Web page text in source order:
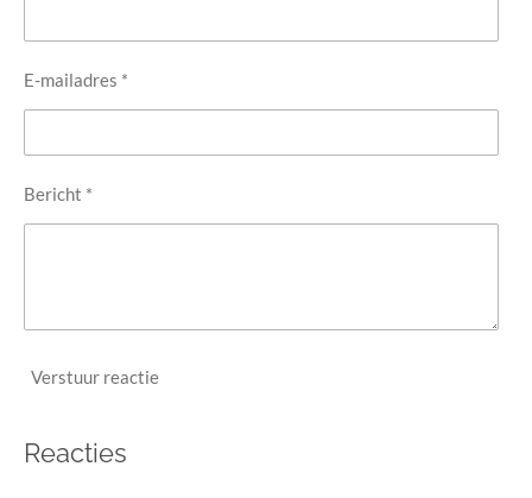
E-mailadres *
Bericht *
Verstuur reactie
Reacties